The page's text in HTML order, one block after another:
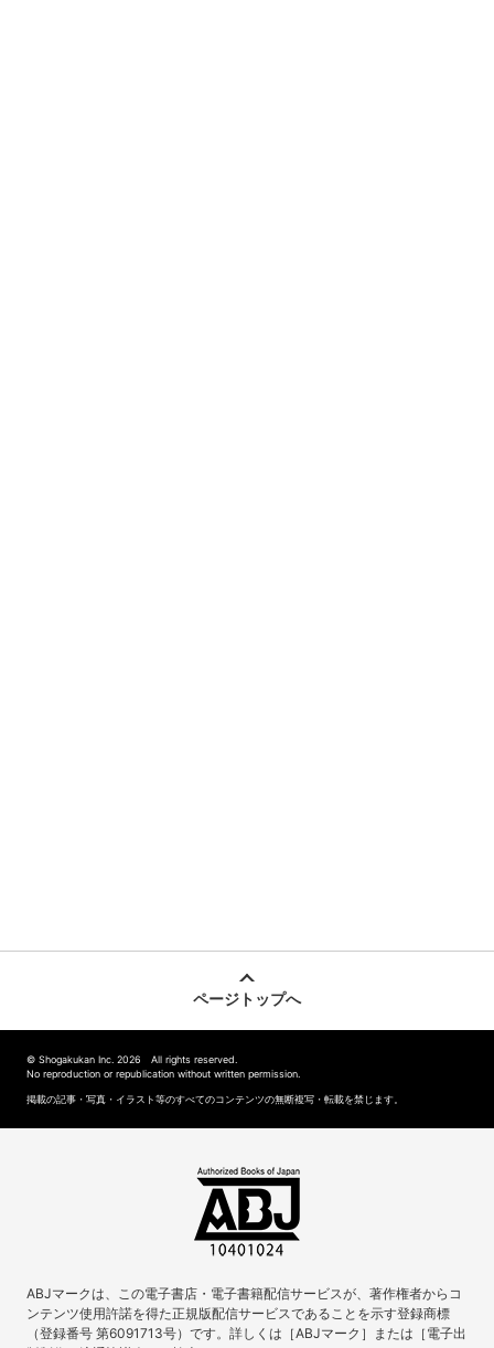
ページトップへ
© Shogakukan Inc. 2026 All rights reserved.
No reproduction or republication without written permission.
掲載の記事・写真・イラスト等のすべてのコンテンツの無断複写・転載を禁じます。
ABJマークは、この電子書店・電子書籍配信サービスが、著作権者からコ
ンテンツ使用許諾を得た正規版配信サービスであることを示す登録商標
（登録番号 第6091713号）です。詳しくは［ABJマーク］または［電子出